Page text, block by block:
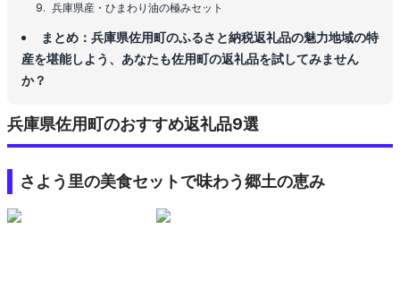
兵庫県産・ひまわり油の極みセット
まとめ：兵庫県佐用町のふるさと納税返礼品の魅力地域の特
産を堪能しよう、あなたも佐用町の返礼品を試してみません
か？
兵庫県佐用町のおすすめ返礼品9選
さよう里の美食セットで味わう郷土の恵み